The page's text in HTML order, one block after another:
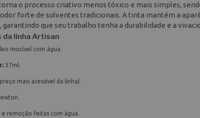
o processo criativo menos tóxico e mais simples,
forte de solventes tradicionais. A tinta mantém a
que seu trabalho tenha a durabilidade e a
linha Artisan
miscível com água.
37ml.
mais acessível da linha).
e remoção feitas com água.